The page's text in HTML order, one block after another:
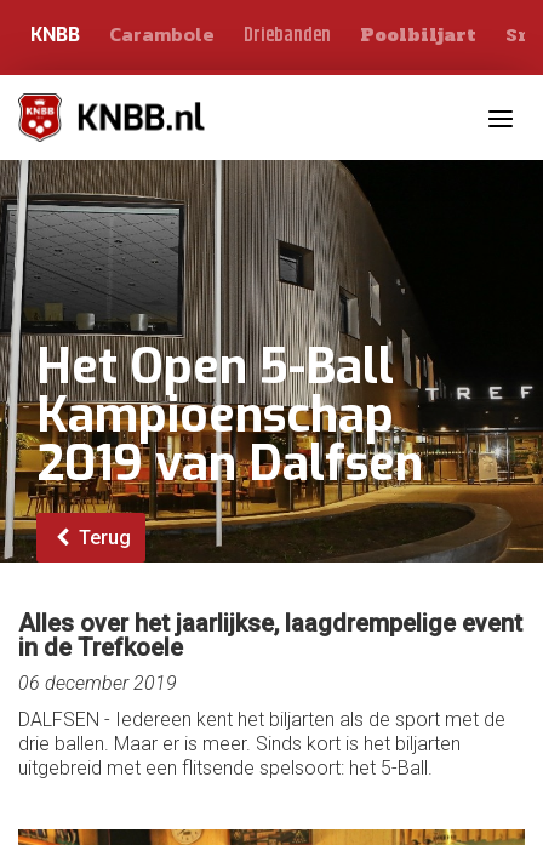
KNBB Carambole Driebanden Poolbiljart
Het Open 5-Ball
Kampioenschap
2019 van Dalfsen
Terug
Alles over het jaarlijkse, laagdrempelige event
in de Trefkoele
06 december 2019
DALFSEN - Iedereen kent het biljarten als de sport met de
drie ballen. Maar er is meer. Sinds kort is het biljarten
uitgebreid met een flitsende spelsoort: het 5-Ball.